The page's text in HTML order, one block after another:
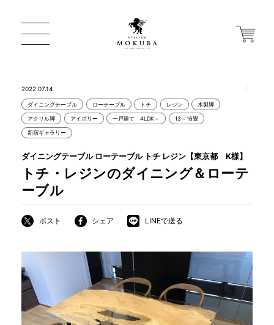
ONLINE STORE
店舗から探す
一枚板 ATELIER MOKUBA HOME
商品情報
2022.07.14
ダイニングテーブル ローテーブル トチ レジン 木製脚
アクリル脚 アイボリー 一戸建て 4LDK～ 13～16畳
新宿ギャラリー
トチ・レジンのダイニング＆ローテ
ーブル
ダイニングテーブル ローテーブル トチ レジン【東京都 K様】
ポスト シェア LINEで送る